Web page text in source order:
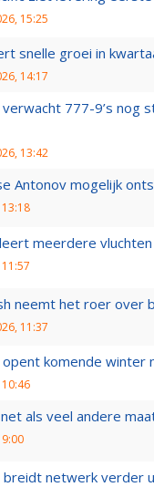
15:25
snelle groei in
14:17
verwacht 777-9’s nog
13:42
Antonov mogelijk
meerdere
neemt het roer over
11:37
opent komende winter
als veel andere
breidt netwerk verder